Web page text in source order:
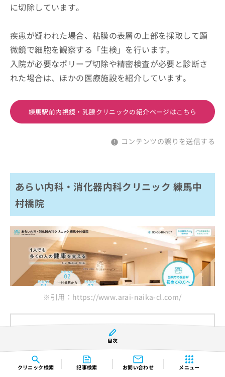
クリニック検索 記事検索 お問い合わせ メニュー
に切除しています。
疾患が疑われた場合、粘膜の表層の上部を採取して顕
微鏡で細胞を観察する「生検」を行います。
入院が必要なポリープ切除や精密検査が必要と診断さ
れた場合は、ほかの医療施設を紹介しています。
練馬駅前内視鏡・乳腺クリニックの紹介ページはこちら
コンテンツの誤りを送信する
あらい内科・消化器内科クリニック 練馬中
村橋院
※引用：https://www.arai-naika-cl.com/
基本情報（アクセス、住所、診療時間）
西武鉄道 池袋線 中村橋駅 北口 徒歩1分
〒176-0021 東京都練馬区貫井1-5-1
目次